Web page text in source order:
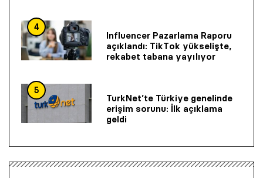
4
Influencer Pazarlama Raporu
açıklandı: TikTok yükselişte,
rekabet tabana yayılıyor
5
TurkNet’te Türkiye genelinde
erişim sorunu: İlk açıklama
geldi